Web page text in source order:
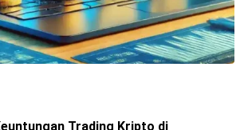
Trading Kripto di